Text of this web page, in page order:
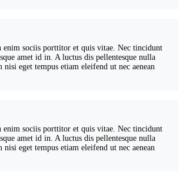
enim sociis porttitor et quis vitae. Nec tincidunt
amet id in. A luctus dis pellentesque nulla
eget tempus etiam eleifend ut nec aenean
enim sociis porttitor et quis vitae. Nec tincidunt
amet id in. A luctus dis pellentesque nulla
eget tempus etiam eleifend ut nec aenean